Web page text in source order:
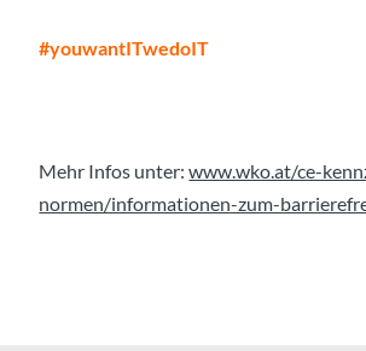
#youwantITwedoIT
Mehr Infos unter:www.wko.at/ce-
normen/informationen-zum-